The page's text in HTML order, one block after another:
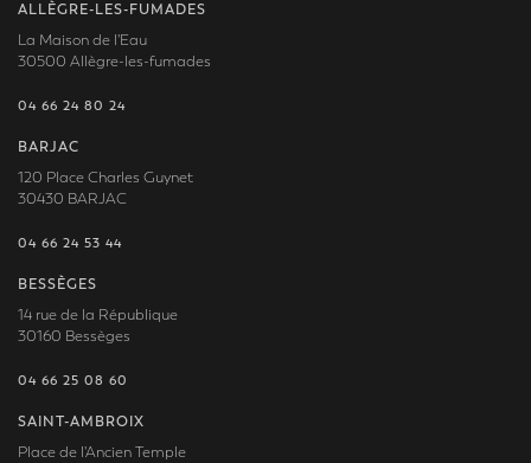
ALLÈGRE-LES-FUMADES
La Maison de l'Eau
30500 Allègre-les-fumades
04 66 24 80 24
BARJAC
120 Place Charles Guynet
30430 BARJAC
04 66 24 53 44
BESSÈGES
14 rue de la République
30160 Bessèges
04 66 25 08 60
SAINT-AMBROIX
Place de l'Ancien Temple